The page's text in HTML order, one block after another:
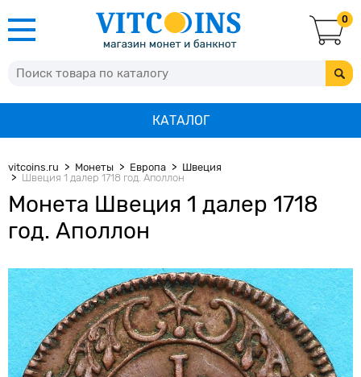
0
КАТАЛОГ
vitcoins.ru Монеты Европа
Швеция
Швеция 1 далер 1718 год. Аполлон
Монета Швеция 1 далер 1718
год. Аполлон